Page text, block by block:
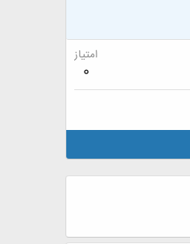
امتیاز
0